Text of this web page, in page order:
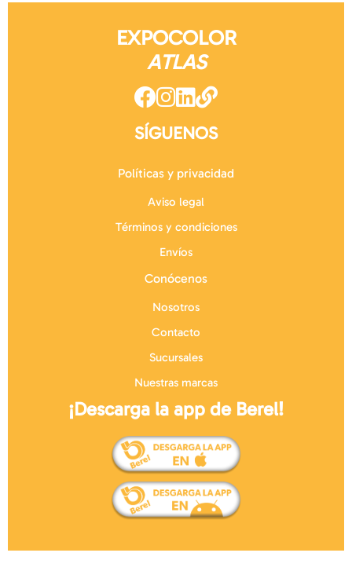
EXPOCOLOR
ATLAS
SÍGUENOS
Políticas y privacidad
Aviso legal
Términos y condiciones
Envíos
Conócenos
Nosotros
Contacto
Sucursales
Nuestras marcas
¡Descarga la app de Berel!